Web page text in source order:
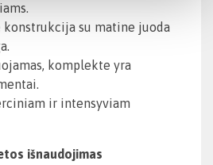
su matine juoda
komplekte yra
ir intensyviam
išnaudojimas